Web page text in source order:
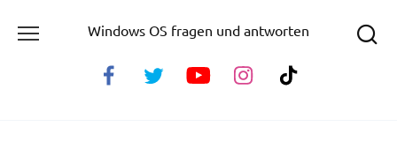
Windows OS fragen und antworten